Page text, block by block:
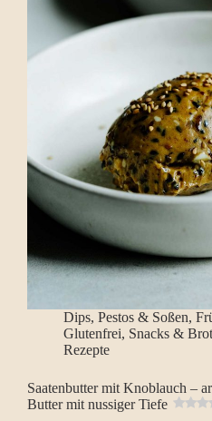
Dips, Pestos & Soßen,
Glutenfrei, Snacks &
Rezepte
Saatenbutter mit Knoblauch –
Butter mit nussiger Tiefe